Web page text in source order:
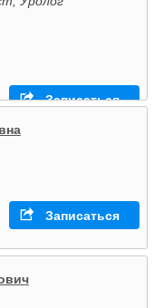
Записаться
Записаться